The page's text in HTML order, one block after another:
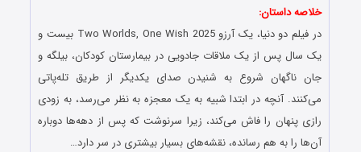
خلاصه داستان:
در فیلم دو دنیا، یک آرزو Two Worlds, One Wish 2025 بیست و
یک سال پس از یک ملاقات جادویی در بیمارستان کودکان، بیلگه و
جان ناگهان شروع به شنیدن صدای یکدیگر از طریق تله‌پاتی
می‌کنند. آنچه در ابتدا شبیه به یک معجزه به نظر می‌رسد، به زودی
رازی پنهان را فاش می‌کند، زیرا سرنوشت که پس از دهه‌ها دوباره
آن‌ها را به هم رسانده، نقشه‌های بسیار بیشتری در سر دارد…